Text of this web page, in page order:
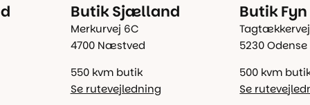
Butik Sjælland
Merkurvej 6C
4700 Næstved
550 kvm butik
Se rutevejledning
Butik Fyn
Tagtækkervej
5230 Odense
500 kvm
Se